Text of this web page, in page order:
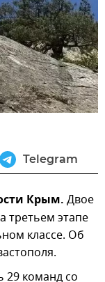
Telegram
Крым. Двое
третьем этапе
классе. Об
29 команд со